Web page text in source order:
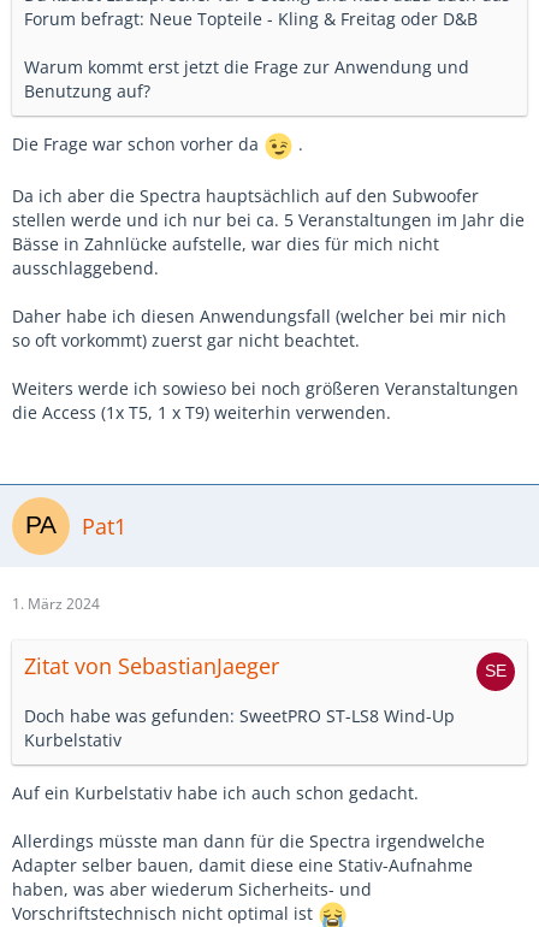
Forum befragt: Neue Topteile - Kling & Freitag oder D&B
Warum kommt erst jetzt die Frage zur Anwendung und
Benutzung auf?
Die Frage war schon vorher da .
Da ich aber die Spectra hauptsächlich auf den Subwoofer
stellen werde und ich nur bei ca. 5 Veranstaltungen im Jahr die
Bässe in Zahnlücke aufstelle, war dies für mich nicht
ausschlaggebend.
Daher habe ich diesen Anwendungsfall (welcher bei mir nich
so oft vorkommt) zuerst gar nicht beachtet.
Weiters werde ich sowieso bei noch größeren Veranstaltungen
die Access (1x T5, 1 x T9) weiterhin verwenden.
Pat1
1. März 2024
Zitat von SebastianJaeger
Doch habe was gefunden: SweetPRO ST-LS8 Wind-Up
Kurbelstativ
Auf ein Kurbelstativ habe ich auch schon gedacht.
Allerdings müsste man dann für die Spectra irgendwelche
Adapter selber bauen, damit diese eine Stativ-Aufnahme
haben, was aber wiederum Sicherheits- und
Vorschriftstechnisch nicht optimal ist